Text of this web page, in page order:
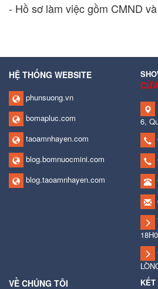
- Hồ sơ làm việc gồm CMND
HỆ THỐNG WEBSITE
phunsuong.vn
bomapluc.com
taoamnhayen.com
blog.bomnuocmini.com
blog.taoamnhayen.com
6,
VỀ CHÚNG TÔI
KẾT